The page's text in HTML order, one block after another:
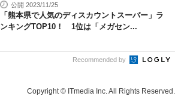
公開 2023/11/25
「熊本県で人気のディスカウントスーパー」ラ
ンキングTOP10！ 1位は「メガセン...
Recommended by
Copyright © ITmedia Inc. All Rights Reserved.